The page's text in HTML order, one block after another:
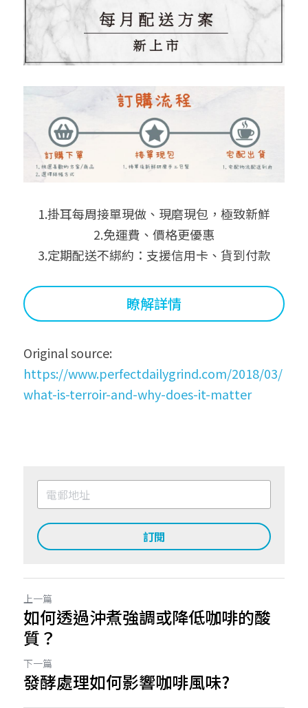
1.掛耳每周接單現做、現磨現包，極致新鮮
2.免運費、價格更優惠
3.定期配送不綁約：支援信用卡、貨到付款
瞭解詳情
Original source:
https://www.perfectdailygrind.com/2018/03/
what-is-terroir-and-why-does-it-matter
訂閱
上一篇
如何透過沖煮強調或降低咖啡的酸
質？
下一篇
發酵處理如何影響咖啡風味?